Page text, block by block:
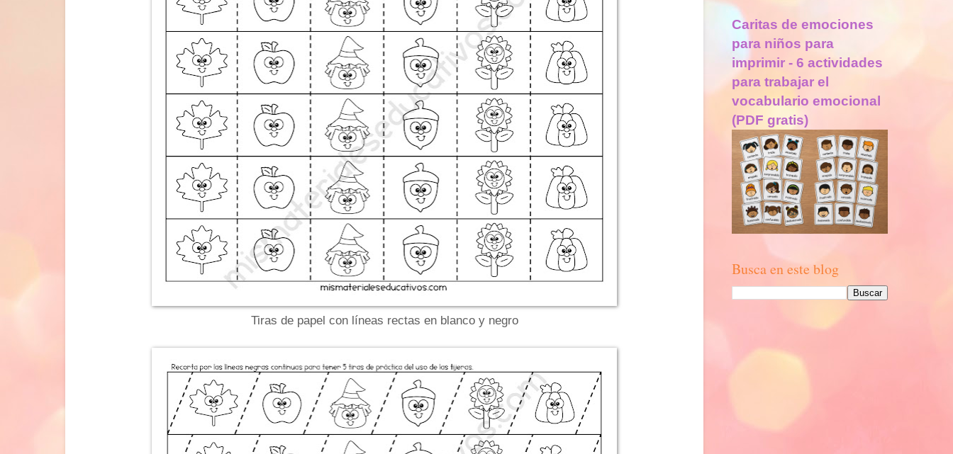
Tiras de papel con líneas rectas en blanco y negro
Caritas de emociones
para niños para
imprimir - 6 actividades
para trabajar el
vocabulario emocional
(PDF gratis)
Busca en este blog